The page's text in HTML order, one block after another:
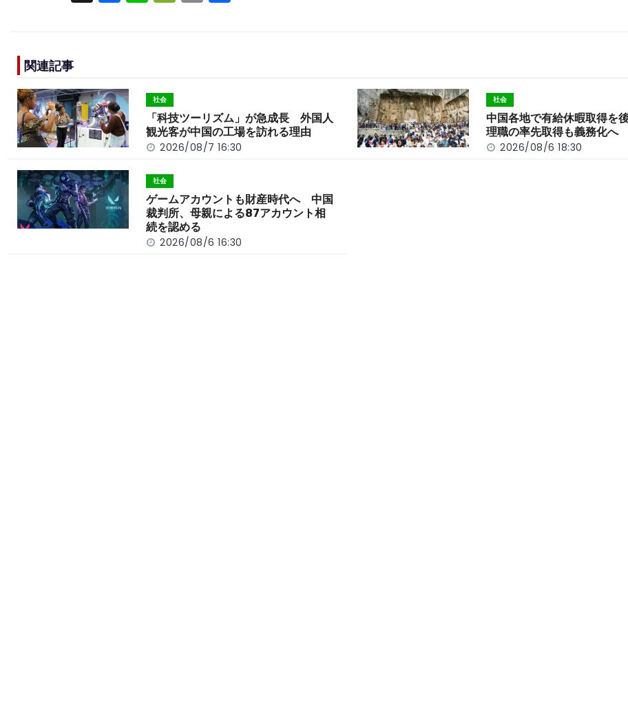
a
o
o
k
n e o
k
関連記事
社会
「科技ツーリズム」が急成長 外国人
観光客が中国の工場を訪れる理由
2026/08/7 16:30
社会
中国各地で有給休暇取得を
理職の率先取得も義務化へ
2026/08/6 18:30
社会
ゲームアカウントも財産時代へ 中国
裁判所、母親による87アカウント相
続を認める
2026/08/6 16:30